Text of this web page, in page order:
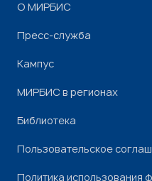
О МИРБИС
Пресс-служба
Кампус
МИРБИС в регионах
Библиотека
Пользовательское
Политика использования